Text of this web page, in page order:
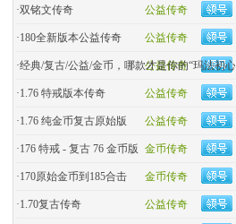
公益传奇
·双铭文传奇
公益传奇
·180全新版本公益传奇
公益传奇
·经典/复古/公益/金币，哪款才是你的“玛法初心
公益传奇
·1.76 特戒版本传奇
公益传奇
·1.76 纯金币复古原始版
金币传奇
·176 特戒 - 复古 76 金币版
金币传奇
·170原始金币到185合击
公益传奇
·​1.70复古传奇